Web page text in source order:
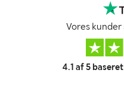
Vores kunder
4.1 af 5